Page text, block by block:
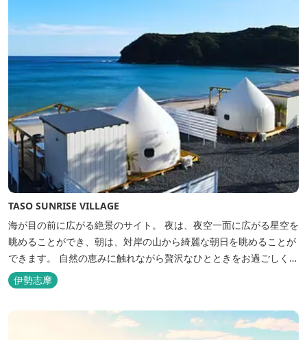
TASO SUNRISE VILLAGE
海が目の前に広がる絶景のサイト。 夜は、夜空一面に広がる星空を
眺めることができ、朝は、対岸の山から綺麗な朝日を眺めることが
できます。 自然の恵みに触れながら贅沢なひとときをお過ごしくだ
さい。 ウッドテラスでのバーベキューを楽しむこともでき、BBQ
初心者でも安心のガスBBQ台をご用意しております。 また、海岸
伊勢志摩